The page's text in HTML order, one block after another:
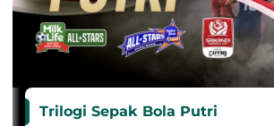
Trilogi Sepak Bola Putri